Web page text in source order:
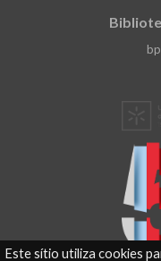
Este sítio utiliza cookies